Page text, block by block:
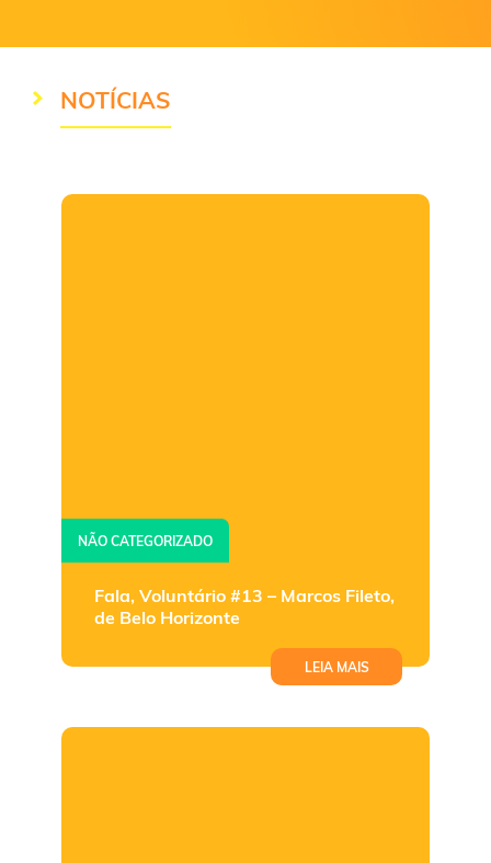
NOTÍCIAS
NÃO CATEGORIZADO
Fala, Voluntário #13 – Marcos Fileto,
de Belo Horizonte
LEIA MAIS